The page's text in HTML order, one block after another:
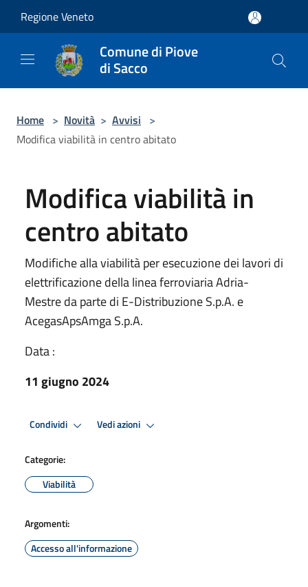
Regione Veneto
Comune di Piove
di Sacco
Home > Novità > Avvisi >
Modifica viabilità in centro abitato
Modifica viabilità in
centro abitato
Modifiche alla viabilità per esecuzione dei lavori di
elettrificazione della linea ferroviaria Adria-
Mestre da parte di E-Distribuzione S.p.A. e
AcegasApsAmga S.p.A.
Data :
11 giugno 2024
Condividi Vedi azioni
Categorie:
Viabilità
Argomenti:
Accesso all'informazione